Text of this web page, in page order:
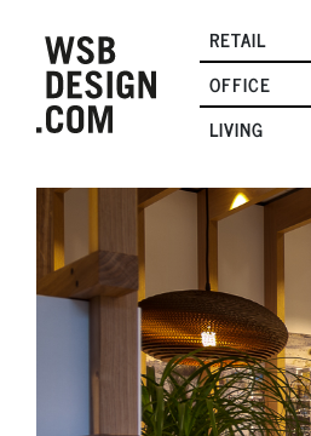
RETAIL
OFFICE
LIVING